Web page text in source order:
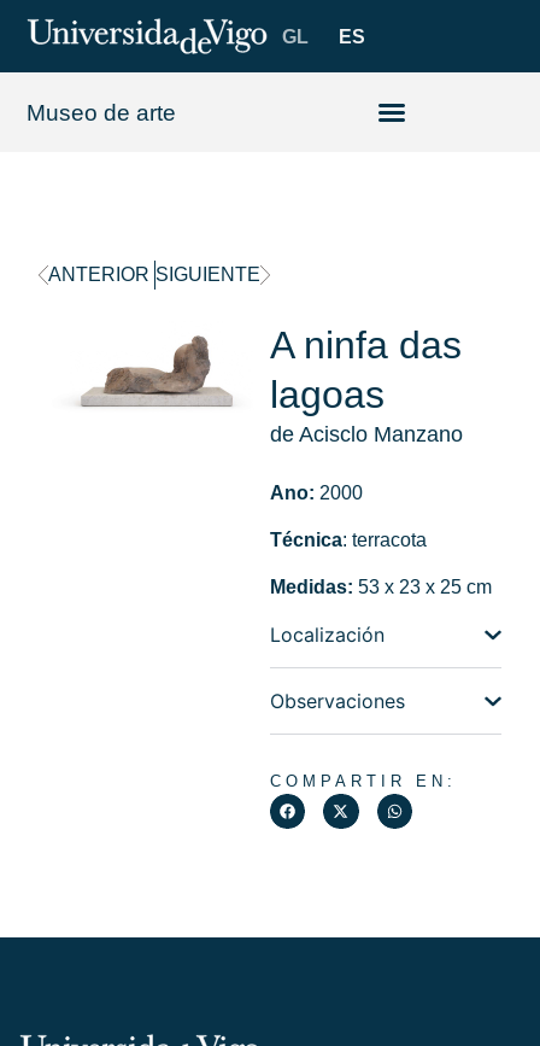
GL ES
Museo de arte
ANTERIOR SIGUIENTE
A ninfa das
lagoas
de Acisclo Manzano
Ano: 2000
Técnica: terracota
Medidas: 53 x 23 x 25 cm
Localización
Observaciones
COMPARTIR EN: